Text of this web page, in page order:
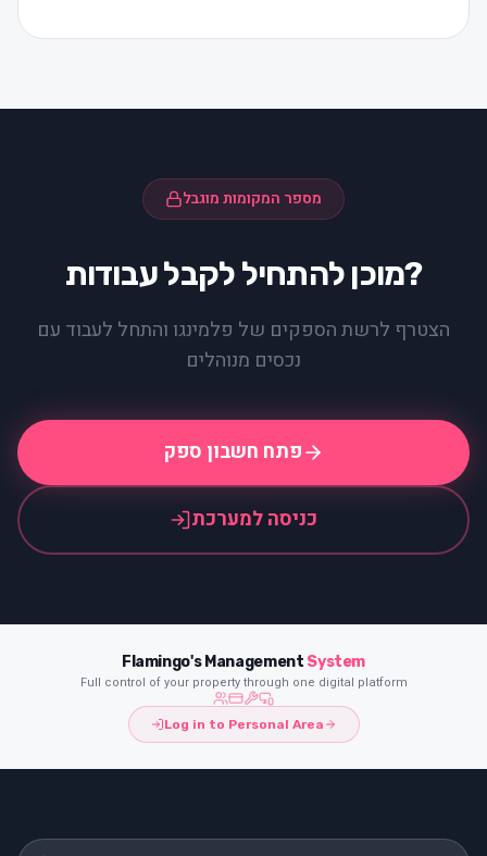
מספר המקומות מוגבל
מוכן להתחיל לקבל עבודות?
הצטרף לרשת הספקים של פלמינגו והתחל לעבוד עם
נכסים מנוהלים
פתח חשבון ספק
כניסה למערכת
Flamingo's Management System
Full control of your property through one digital platform
Log in to Personal Area